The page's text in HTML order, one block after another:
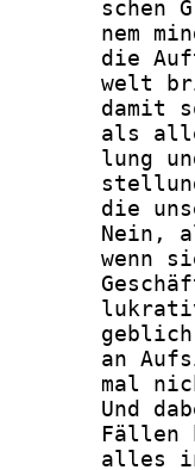
schen
nem
die
welt
damit
als
lung
die
Nein,
wenn
an
mal
Und
Fällen
alles